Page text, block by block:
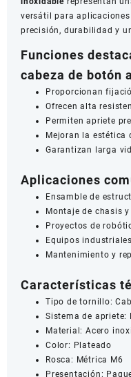
versátil para
precisión, durabilidad y
Funciones
cabeza de botón
Proporcionan
Ofrecen alta
Permiten apriete
Mejoran la estética
Garantizan larga
Aplicaciones
Ensamble de
Montaje de chasis
Proyectos de
Equipos
Mantenimiento y
Características
Tipo de tornillo:
Sistema de apriete:
Material: Acero
Color: Plateado
Rosca: Métrica M6
Presentación: